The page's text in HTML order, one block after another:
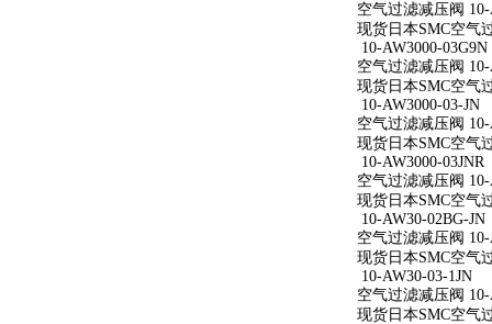
空气过滤减压阀 10-
现货日本SMC空气
10-AW3000-03G9N
空气过滤减压阀 10-
现货日本SMC空气
10-AW3000-03-JN
空气过滤减压阀 10-
现货日本SMC空气
10-AW3000-03JNR
空气过滤减压阀 10-
现货日本SMC空气
10-AW30-02BG-JN
空气过滤减压阀 10-
现货日本SMC空气
10-AW30-03-1JN
空气过滤减压阀 10-
现货日本SMC空气